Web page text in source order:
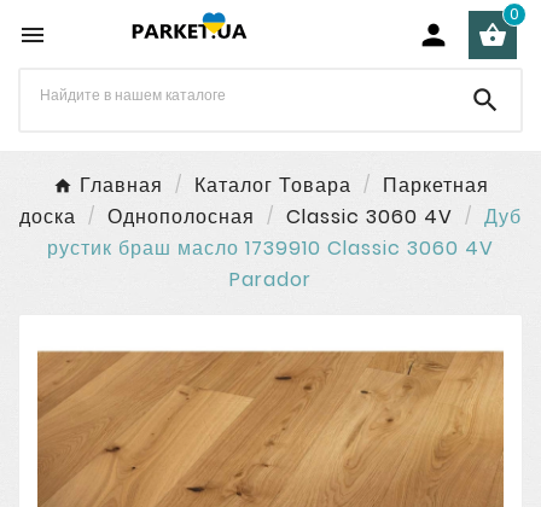
  
0

Главная Каталог Товара
Паркетная
доска
Однополосная Classic 3060 4V
Дуб
рустик браш масло 1739910 Classic 3060 4V
Parador